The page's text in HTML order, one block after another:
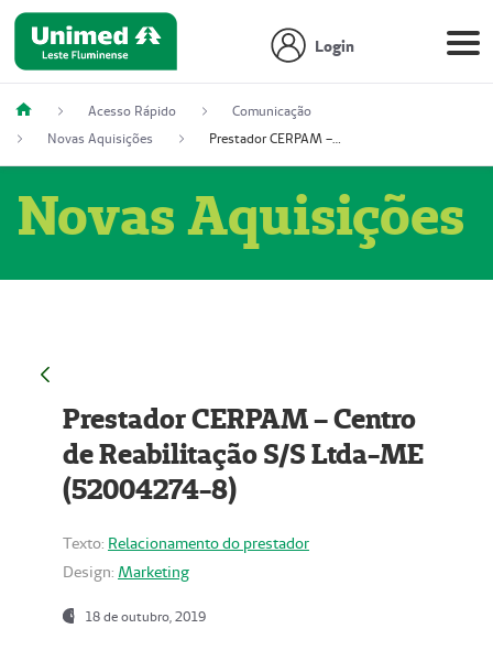
Login
Acesso Rápido
Comunicação
Novas Aquisições
Prestador CERPAM – Centro de Reabilitação S/S Ltda-ME (52004274-8)
Novas Aquisições
Prestador CERPAM – Centro
de Reabilitação S/S Ltda-ME
(52004274-8)
Texto: Relacionamento do prestador
Design: Marketing
18 de outubro, 2019